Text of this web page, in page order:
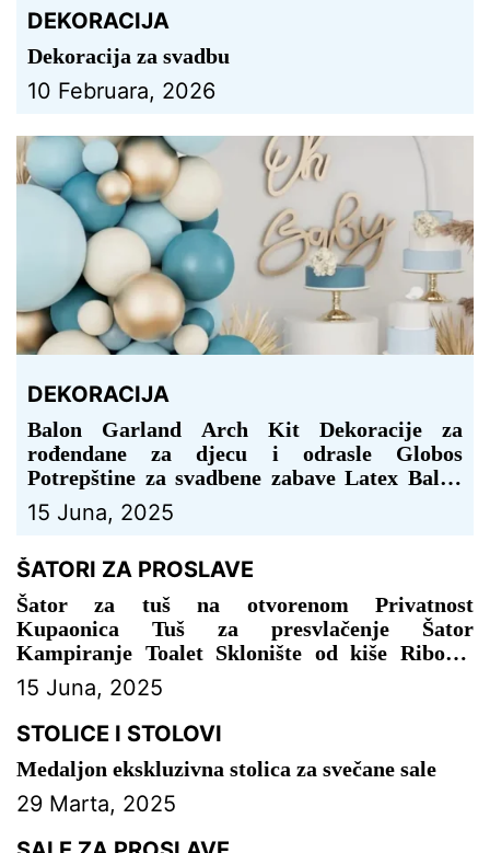
DEKORACIJA
Dekoracija za svadbu
10 Februara, 2026
DEKORACIJA
Balon Garland Arch Kit Dekoracije za
rođendane za djecu i odrasle Globos
Potrepštine za svadbene zabave Latex Balon
Baby Shower Boy – DEKORACIJA ZA
PROSLAVU
15 Juna, 2025
ŠATORI ZA PROSLAVE
Šator za tuš na otvorenom Privatnost
Kupaonica Tuš za presvlačenje Šator
Kampiranje Toalet Sklonište od kiše Ribolov
Kampiranje Planinarenje Plaža – ŠATOR ZA
PROSLAVE
15 Juna, 2025
STOLICE I STOLOVI
Medaljon ekskluzivna stolica za svečane sale
29 Marta, 2025